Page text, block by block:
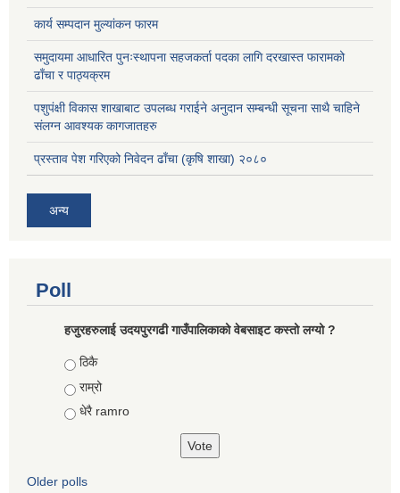
कार्य सम्पदान मुल्यांकन फारम
समुदायमा आधारित पुनःस्थापना सहजकर्ता पदका लागि दरखास्त फारामको
ढाँचा र पाठ्यक्रम
पशुपंक्षी विकास शाखाबाट उपलब्ध गराईने अनुदान सम्बन्धी सूचना साथै चाहिने
संलग्न आवश्यक कागजातहरु
प्रस्ताव पेश गरिएको निवेदन ढाँचा (कृषि शाखा) २०८०
अन्य
Poll
हजुरहरुलाई उदयपुरगढी गाउँपालिकाको वेबसाइट कस्तो लग्यो ?
Choices
ठिकै
राम्रो
धेरै ramro
Older polls